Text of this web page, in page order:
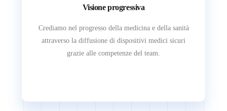
Visione progressiva
Crediamo nel progresso della medicina e della sanità
attraverso la diffusione di dispositivi medici sicuri
grazie alle competenze del team.